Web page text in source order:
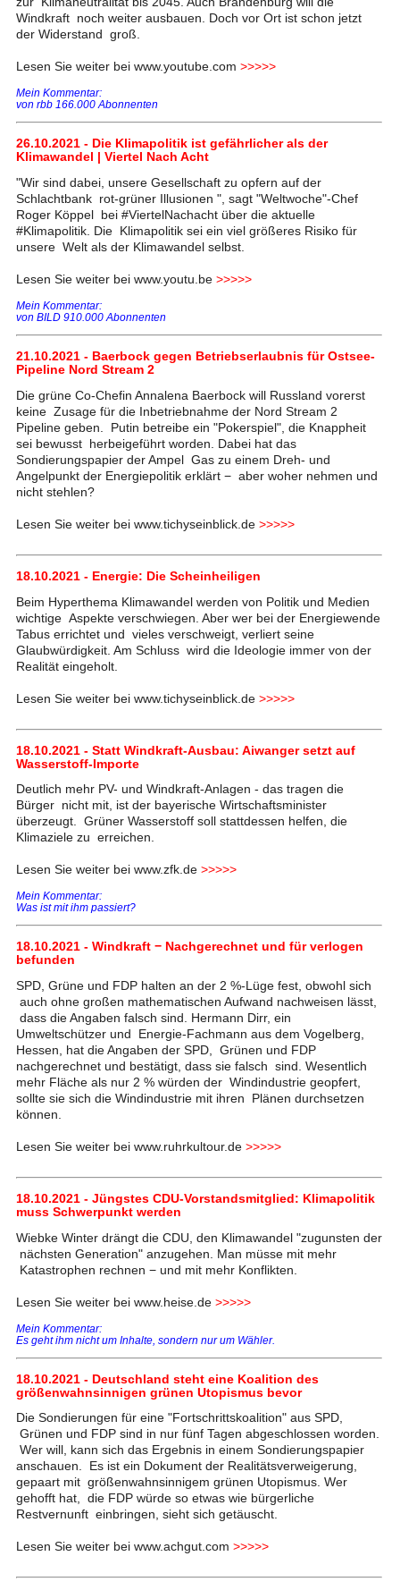
Windkraft noch weiter ausbauen. Doch vor Ort ist schon jetzt
der Widerstand groß.
Lesen Sie weiter bei www.youtube.com >>>>>
Mein Kommentar:
von rbb 166.000 Abonnenten
26.10.2021 - Die Klimapolitik ist gefährlicher als der
Klimawandel | Viertel Nach Acht
"Wir sind dabei, unsere Gesellschaft zu opfern auf der
Schlachtbank rot-grüner Illusionen ", sagt "Weltwoche"-Chef
Roger Köppel bei #ViertelNachacht über die aktuelle
#Klimapolitik. Die Klimapolitik sei ein viel größeres Risiko für
unsere Welt als der Klimawandel selbst.
Lesen Sie weiter bei www.youtu.be >>>>>
Mein Kommentar:
von BILD 910.000 Abonnenten
21.10.2021 - Baerbock gegen Betriebserlaubnis für Ostsee-
Pipeline Nord Stream 2
Die grüne Co-Chefin Annalena Baerbock will Russland vorerst
keine Zusage für die Inbetriebnahme der Nord Stream 2
Pipeline geben. Putin betreibe ein "Pokerspiel", die Knappheit
sei bewusst herbeigeführt worden. Dabei hat das
Sondierungspapier der Ampel Gas zu einem Dreh- und
Angelpunkt der Energiepolitik erklärt − aber woher nehmen und
nicht stehlen?
Lesen Sie weiter bei www.tichyseinblick.de >>>>>
18.10.2021 - Energie: Die Scheinheiligen
Beim Hyperthema Klimawandel werden von Politik und Medien
wichtige Aspekte verschwiegen. Aber wer bei der Energiewende
Tabus errichtet und vieles verschweigt, verliert seine
Glaubwürdigkeit. Am Schluss wird die Ideologie immer von der
Realität eingeholt.
Lesen Sie weiter bei www.tichyseinblick.de >>>>>
18.10.2021 - Statt Windkraft-Ausbau: Aiwanger setzt auf
Wasserstoff-Importe
Deutlich mehr PV- und Windkraft-Anlagen - das tragen die
Bürger nicht mit, ist der bayerische Wirtschaftsminister
überzeugt. Grüner Wasserstoff soll stattdessen helfen, die
Klimaziele zu erreichen.
Lesen Sie weiter bei www.zfk.de >>>>>
Mein Kommentar:
Was ist mit ihm passiert?
18.10.2021 - Windkraft − Nachgerechnet und für verlogen
befunden
SPD, Grüne und FDP halten an der 2 %-Lüge fest, obwohl sich
auch ohne großen mathematischen Aufwand nachweisen lässt,
dass die Angaben falsch sind. Hermann Dirr, ein
Umweltschützer und Energie-Fachmann aus dem Vogelberg,
Hessen, hat die Angaben der SPD, Grünen und FDP
nachgerechnet und bestätigt, dass sie falsch sind. Wesentlich
mehr Fläche als nur 2 % würden der Windindustrie geopfert,
sollte sie sich die Windindustrie mit ihren Plänen durchsetzen
können.
Lesen Sie weiter bei www.ruhrkultour.de >>>>>
18.10.2021 - Jüngstes CDU-Vorstandsmitglied: Klimapolitik
muss Schwerpunkt werden
Wiebke Winter drängt die CDU, den Klimawandel "zugunsten der
nächsten Generation" anzugehen. Man müsse mit mehr
Katastrophen rechnen − und mit mehr Konflikten.
Lesen Sie weiter bei www.heise.de >>>>>
Mein Kommentar:
Es geht ihm nicht um Inhalte, sondern nur um Wähler.
18.10.2021 - Deutschland steht eine Koalition des
größenwahnsinnigen grünen Utopismus bevor
Die Sondierungen für eine "Fortschrittskoalition" aus SPD,
Grünen und FDP sind in nur fünf Tagen abgeschlossen worden.
Wer will, kann sich das Ergebnis in einem Sondierungspapier
anschauen. Es ist ein Dokument der Realitätsverweigerung,
gepaart mit größenwahnsinnigem grünen Utopismus. Wer
gehofft hat, die FDP würde so etwas wie bürgerliche
Restvernunft einbringen, sieht sich getäuscht.
Lesen Sie weiter bei www.achgut.com >>>>>